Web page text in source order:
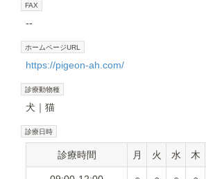
FAX
--
ホームページURL
https://pigeon-ah.com/
診療動物種
犬 猫
診療日時
診療時間 月 火 水 木